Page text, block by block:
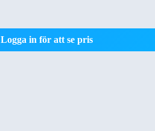
Logga in för att se pris